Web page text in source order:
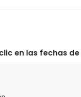
llegada y salida